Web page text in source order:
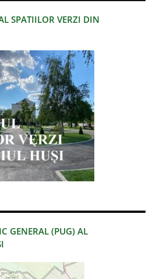
SPATIILOR VERZI DIN
GENERAL (PUG) AL